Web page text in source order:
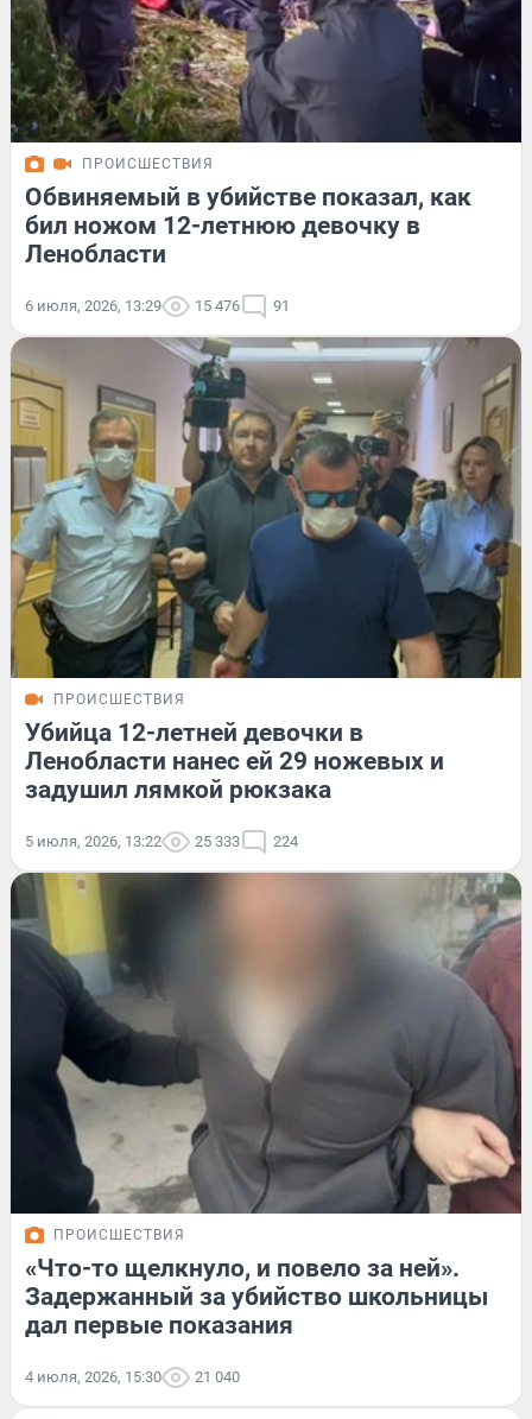
ПРОИСШЕСТВИЯ
Обвиняемый в убийстве показал, как
бил ножом 12-летнюю девочку в
Ленобласти
6 июля, 2026, 13:29 15 476 91
ПРОИСШЕСТВИЯ
Убийца 12-летней девочки в
Ленобласти нанес ей 29 ножевых и
задушил лямкой рюкзака
5 июля, 2026, 13:22 25 333 224
ПРОИСШЕСТВИЯ
«Что-то щелкнуло, и повело за ней».
Задержанный за убийство школьницы
дал первые показания
4 июля, 2026, 15:30 21 040